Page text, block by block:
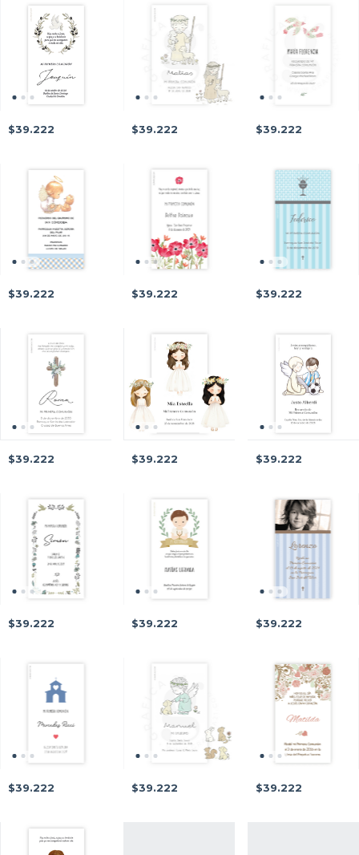
$39.222 $39.222 $39.222
$39.222 $39.222 $39.222
$39.222 $39.222 $39.222
$39.222 $39.222 $39.222
$39.222 $39.222 $39.222